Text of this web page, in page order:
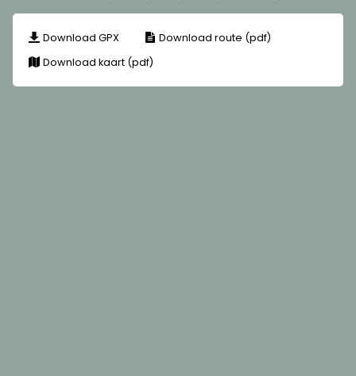
Download GPX
Download route (pdf)
Download kaart (pdf)